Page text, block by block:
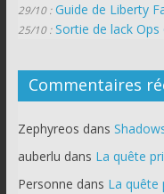
29/10 : Guide de Liberty
25/10 : Sortie de lack Ops
Commentaires
Zephyreos dans
auberlu dans La quête
Personne dans La quête